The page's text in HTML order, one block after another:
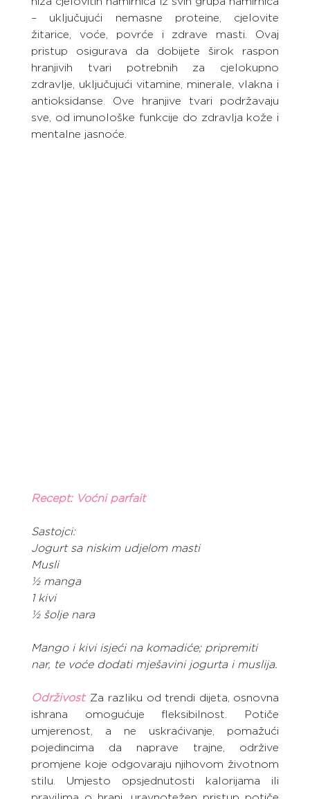
– uključujući nemasne proteine, cjelovite
žitarice, voće, povrće i zdrave masti. Ovaj
pristup osigurava da dobijete širok raspon
hranjivih tvari potrebnih za cjelokupno
zdravlje, uključujući vitamine, minerale, vlakna i
antioksidanse. Ove hranjive tvari podržavaju
sve, od imunološke funkcije do zdravlja kože i
mentalne jasnoće.
Recept: Voćni parfait
Sastojci:
Jogurt sa niskim udjelom masti
Musli
½ manga
1 kivi
½ šolje nara
Mango i kivi isjeći na komadiće; pripremiti
nar, te voće dodati mješavini jogurta i muslija.
Održivost: Za razliku od trendi dijeta, osnovna
ishrana omogućuje fleksibilnost. Potiče
umjerenost, a ne uskraćivanje, pomažući
pojedincima da naprave trajne, održive
promjene koje odgovaraju njihovom životnom
stilu. Umjesto opsjednutosti kalorijama ili